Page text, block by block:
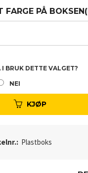
FARGE PÅ
BRUK DETTE VALGET?
NEI
KJØP
Plastboks